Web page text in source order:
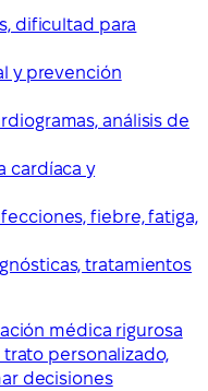
dificultad para
y prevención
análisis de
cardíaca y
fiebre, fatiga,
tratamientos
médica rigurosa
personalizado,
decisiones